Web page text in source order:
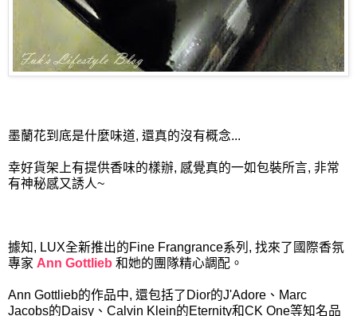
墨蘭花到底是什麼味道, 還真的沒有概念...
幸好貨架上有提供香味的樣辦, 感覺真的一如包裝所言, 非常
有神秘感又誘人~
據知, LUX全新推出的Fine Frangrance系列, 找來了國際香氛
專家 Ann Gottlieb 和她的團隊精心調配。
Ann Gottlieb的作品中, 還包括了Dior的J'Adore、Marc
Jacobs的Daisy、Calvin Klein的Eternity和CK One等知名品